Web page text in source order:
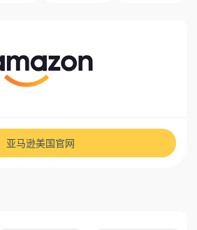
亚马逊美国官网